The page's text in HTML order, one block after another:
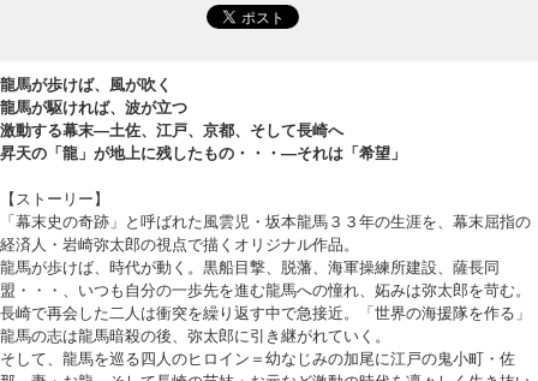
龍馬が歩けば、風が吹く
龍馬が駆ければ、波が立つ
激動する幕末―土佐、江戸、京都、そして長崎へ
昇天の「龍」が地上に残したもの・・・―それは「希望」
【ストーリー】
「幕末史の奇跡」と呼ばれた風雲児・坂本龍馬３３年の生涯を、幕末屈指の
経済人・岩崎弥太郎の視点で描くオリジナル作品。
龍馬が歩けば、時代が動く。黒船目撃、脱藩、海軍操練所建設、薩長同
盟・・・、いつも自分の一歩先を進む龍馬への憧れ、妬みは弥太郎を苛む。
長崎で再会した二人は衝突を繰り返す中で急接近。「世界の海援隊を作る」
龍馬の志は龍馬暗殺の後、弥太郎に引き継がれていく。
そして、龍馬を巡る四人のヒロイン＝幼なじみの加尾に江戸の鬼小町・佐